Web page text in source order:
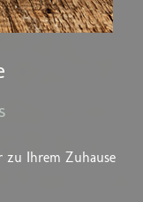
zu Ihrem Zuhause